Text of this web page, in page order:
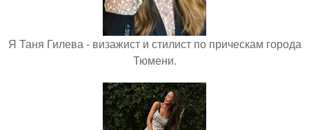
Я Таня Гилева - визажист и стилист по прическам города
Тюмени.